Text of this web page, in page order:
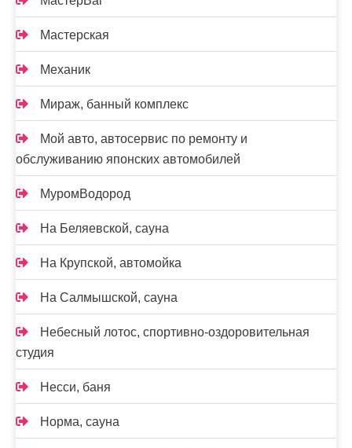
Мастерская
Механик
Мираж, банный комплекс
Мой авто, автосервис по ремонту и
обслуживанию японских автомобилей
МуромВодород
На Беляевской, сауна
На Крупской, автомойка
На Салмышской, сауна
Небесный лотос, спортивно-оздоровительная
студия
Несси, баня
Норма, сауна